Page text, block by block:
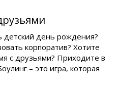
день рождения?
корпоратив? Хотите
с друзьями? Приходите в
– это игра, которая